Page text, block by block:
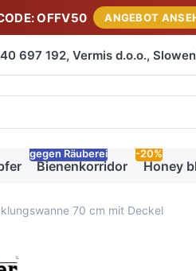
OFFV50 ANGEBOT
697 192, Vermis d.o.o.,
erste Ergebnisse.
Bienenkorridor
gegen Räuberei
Honey
-20%
70 cm mit Deckel